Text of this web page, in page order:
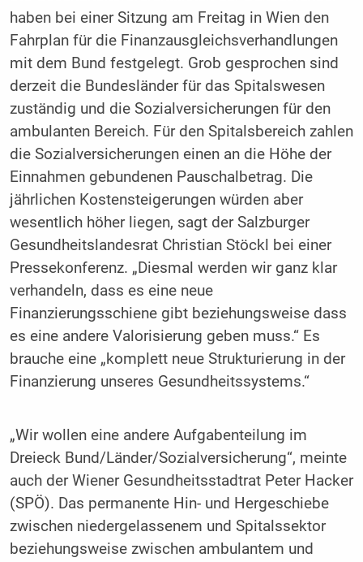
haben bei einer Sitzung am Freitag in Wien den
Fahrplan für die Finanzausgleichsverhandlungen
mit dem Bund festgelegt. Grob gesprochen sind
derzeit die Bundesländer für das Spitalswesen
zuständig und die Sozialversicherungen für den
ambulanten Bereich. Für den Spitalsbereich zahlen
die Sozialversicherungen einen an die Höhe der
Einnahmen gebundenen Pauschalbetrag. Die
jährlichen Kostensteigerungen würden aber
wesentlich höher liegen, sagt der Salzburger
Gesundheitslandesrat Christian Stöckl bei einer
Pressekonferenz. „Diesmal werden wir ganz klar
verhandeln, dass es eine neue
Finanzierungsschiene gibt beziehungsweise dass
es eine andere Valorisierung geben muss.“ Es
brauche eine „komplett neue Strukturierung in der
Finanzierung unseres Gesundheitssystems.“
„Wir wollen eine andere Aufgabenteilung im
Dreieck Bund/Länder/Sozialversicherung“, meinte
auch der Wiener Gesundheitsstadtrat Peter Hacker
(SPÖ). Das permanente Hin- und Hergeschiebe
zwischen niedergelassenem und Spitalssektor
beziehungsweise zwischen ambulantem und